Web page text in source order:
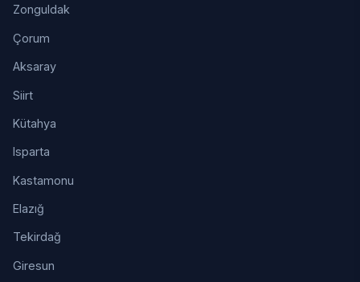
Zonguldak
Çorum
Aksaray
Siirt
Kütahya
Isparta
Kastamonu
Elazığ
Tekirdağ
Giresun